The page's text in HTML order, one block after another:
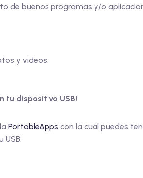
de buenos programas y/o
y videos.
tu dispositivo USB!
PortableApps con la cual puedes
USB.